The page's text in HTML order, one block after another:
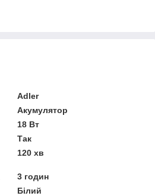
Adler
Акумулятор
18 Вт
Так
120 хв
3 годин
Білий